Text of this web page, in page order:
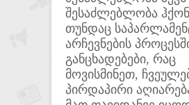
შესაძლებლობა
თუნდაც
არჩევნების
განცხადებები, რაც
მოვისმინეთ,
პირდაპირი